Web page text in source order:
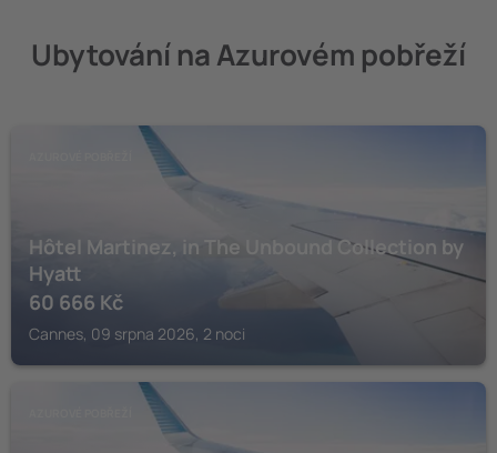
Ubytování na Azurovém pobřeží
Hôtel Martinez, in The Unbound Collection by
Hyatt
60 666 Kč
Cannes, 09 srpna 2026, 2 noci